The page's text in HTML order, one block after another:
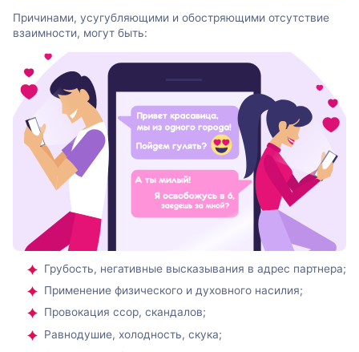
Причинами, усугубляющими и обостряющими отсутствие
взаимности, могут быть:
Грубость, негативные высказывания в адрес партнера;
Применение физического и духовного насилия;
Провокация ссор, скандалов;
Равнодушие, холодность, скука;